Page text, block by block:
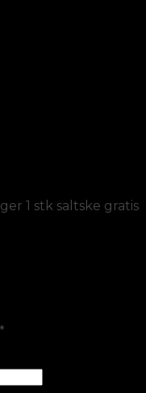
1 stk saltske gratis
*